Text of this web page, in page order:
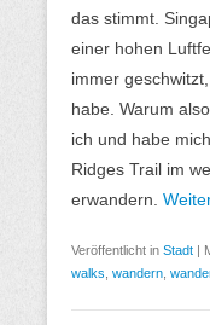
das stimmt.
einer hohen
immer
habe. Warum
ich und habe
Ridges Trail im
erwandern.
Veröffentlicht in Stadt
walks, wandern,